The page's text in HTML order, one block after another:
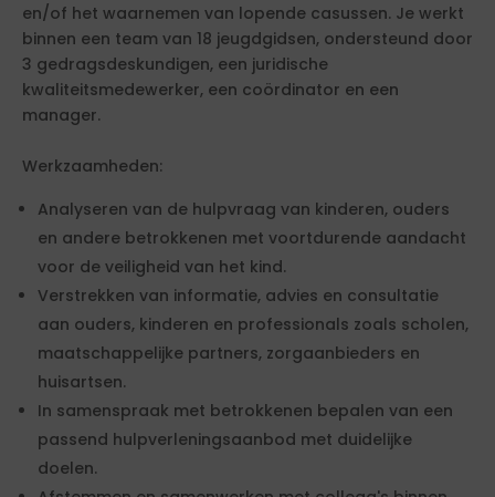
en/of het waarnemen van lopende casussen. Je werkt
binnen een team van 18 jeugdgidsen, ondersteund door
3 gedragsdeskundigen, een juridische
kwaliteitsmedewerker, een coördinator en een
manager.
Werkzaamheden:
Analyseren van de hulpvraag van kinderen, ouders
en andere betrokkenen met voortdurende aandacht
voor de veiligheid van het kind.
Verstrekken van informatie, advies en consultatie
aan ouders, kinderen en professionals zoals scholen,
maatschappelijke partners, zorgaanbieders en
huisartsen.
In samenspraak met betrokkenen bepalen van een
passend hulpverleningsaanbod met duidelijke
doelen.